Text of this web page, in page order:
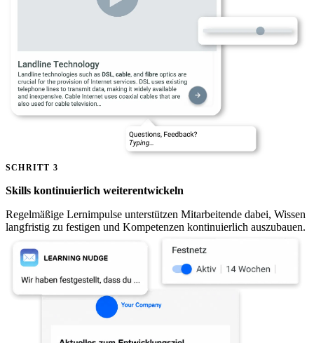
SCHRITT 3
Skills kontinuierlich weiterentwickeln
Regelmäßige Lernimpulse unterstützen Mitarbeitende dabei, Wissen
langfristig zu festigen und Kompetenzen kontinuierlich auszubauen.